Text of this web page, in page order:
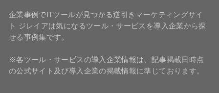
企業事例でITツールが見つかる逆引きマーケティングサイ
ト ジレイアは気になるツール・サービスを導入企業から探
せる事例集です。
※各ツール・サービスの導入企業情報は、記事掲載日時点
の公式サイト及び導入企業の掲載情報に準じております。